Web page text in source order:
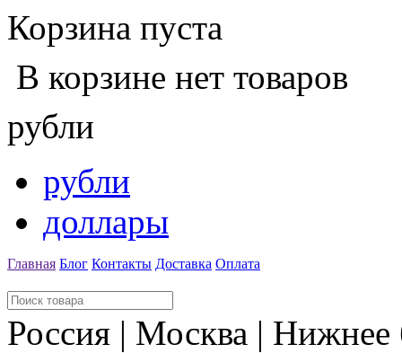
Корзина пуста
В корзине нет товаров
рубли
рубли
доллары
Главная Блог Контакты Доставка Оплата
Россия | Москва |